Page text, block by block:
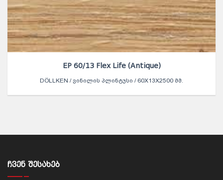
EP 60/13 Flex Life (Antique)
DÖLLKEN / ᲕᲘᲜᲘᲚᲘᲡ ᲞᲚᲘᲜᲢᲣᲡᲘ / 60X13X2500 ᲛᲛ.
ᲩᲕᲔᲜ ᲨᲔᲡᲐᲮᲔᲑ